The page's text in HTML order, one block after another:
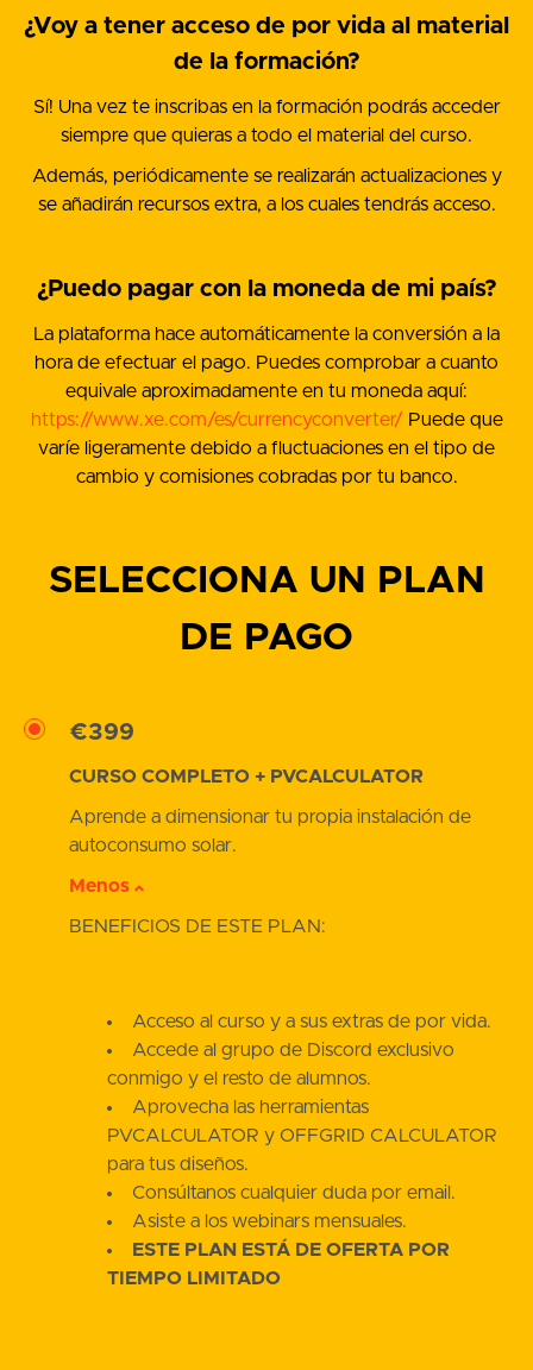
¿Voy a tener acceso de por vida al material
de la formación?
Sí! Una vez te inscribas en la formación podrás acceder
siempre que quieras a todo el material del curso.
Además, periódicamente se realizarán actualizaciones y
se añadirán recursos extra, a los cuales tendrás acceso.
¿Puedo pagar con la moneda de mi país?
La plataforma hace automáticamente la conversión a la
hora de efectuar el pago. Puedes comprobar a cuanto
equivale aproximadamente en tu moneda aquí:
https://www.xe.com/es/currencyconverter/Puede que
varíe ligeramente debido a fluctuaciones en el tipo de
cambio y comisiones cobradas por tu banco.
SELECCIONA UN PLAN
DE PAGO
€399
CURSO COMPLETO + PVCALCULATOR
Aprende a dimensionar tu propia instalación de
autoconsumo solar.
Menos
BENEFICIOS DE ESTE PLAN:
Acceso al curso y a sus extras de por vida.
Accede al grupo de Discord exclusivo
conmigo y el resto de alumnos.
Aprovecha las herramientas
PVCALCULATOR y OFFGRID CALCULATOR
para tus diseños.
Consúltanos cualquier duda por email.
Asiste a los webinars mensuales.
ESTE PLAN ESTÁ DE OFERTA POR
TIEMPO LIMITADO